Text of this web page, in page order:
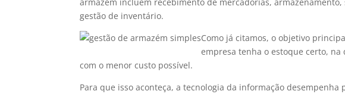
gestão de inventário.
Como já citamos, o objetivo
empresa tenha o estoque certo,
com o menor custo possível.
Para que isso aconteça, a tecnologia da informação